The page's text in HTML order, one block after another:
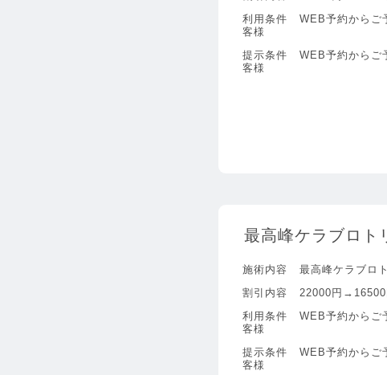
利用条件
WEB予約からご
客様
提示条件
WEB予約からご
客様
最高峰ケラブロ
施術内容
最高峰ケラブロ
割引内容
22000円→16500
利用条件
WEB予約からご
客様
提示条件
WEB予約からご
客様